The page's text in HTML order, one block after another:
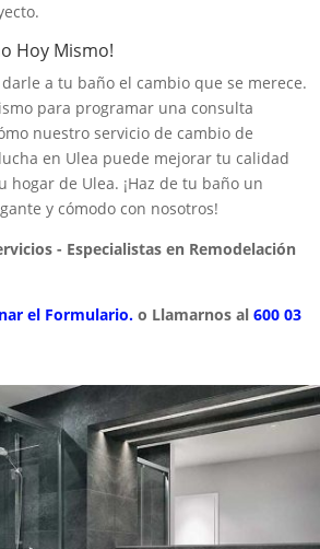
Hoy Mismo!
a tu baño el cambio que se merece.
para programar una consulta
nuestro servicio de cambio de
en Ulea puede mejorar tu calidad
hogar de Ulea. ¡Haz de tu baño un
y cómodo con nosotros!
- Especialistas en Remodelación
el Formulario. o Llamarnos al 600 03